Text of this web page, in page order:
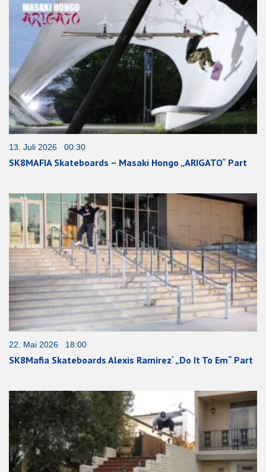
13. Juli 2026 00:30
SK8MAFIA Skateboards – Masaki Hongo „ARIGATO“ Part
22. Mai 2026 18:00
SK8Mafia Skateboards Alexis Ramirez‘ „Do It To Em“ Part